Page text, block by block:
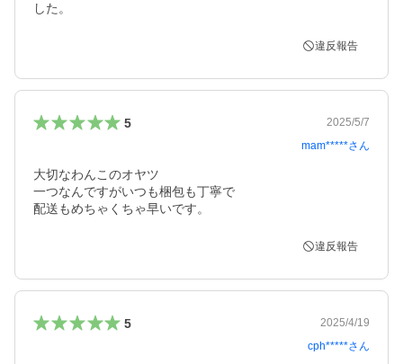
した。
違反報告
5
2025/5/7
mam*****さん
大切なわんこのオヤツ
一つなんですがいつも梱包も丁寧で
違反報告
5
2025/4/19
cph*****さん